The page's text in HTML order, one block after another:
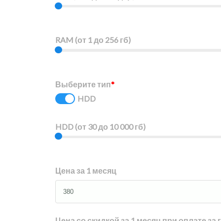
RAM (от 1 до 256 гб)
Выберите тип*
HDD
HDD (от 30 до 10 000 гб)
Цена за 1 месяц